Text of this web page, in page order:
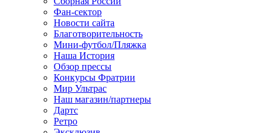
Фан-cектор
Новости сайта
Благотворительность
Мини-футбол/Пляжка
Наша История
Обзор прессы
Конкурсы Фратрии
Мир Ультрас
Наш магазин/партнеры
Дартс
Ретро